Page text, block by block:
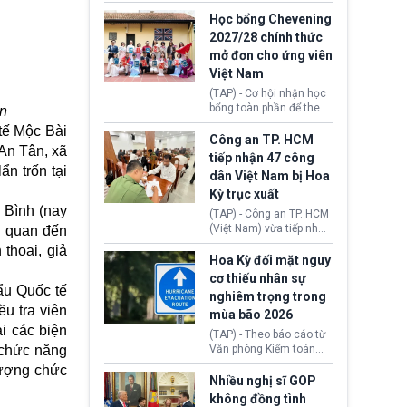
Mộc Bài
Tân, xã
trốn tại
Bình (nay
quan đến
thoại, giả
Quốc tế
tra viên
các biện
năng
chức
thi Thỏa thuận Rút khỏi
Liên minh châu Âu
(Withdrawal
Agreement).
Iran nhằm mở lại eo biển
Hormuz, mở đường cho
việc khôi phục hoạt
động hàng hải. Những
tín hiệu ngoại giao tích
cực này lập tức tác động
đến thị trường năng
lượng, kéo giá dầu thế
giới lùi sâu xuống dưới
mức 80 USD/thùng.
Học bổng Chevening
2027/28 chính thức
mở đơn cho ứng viên
Việt Nam
(TAP) - Cơ hội nhận học
bổng toàn phần để theo
học chương trình thạc sĩ
tại Vương quốc Anh đã
chính thức quay trở lại.
Học bổng Chevening
2027/28 của Chính phủ
Anh vừa mở cổng ứng
tuyển dành riêng ứng
viên Việt Nam, hỗ trợ
toàn bộ chi phí học tập
cùng nhiều quyền lợi
trong suốt một năm
học.
Công an TP. HCM
tiếp nhận 47 công
dân Việt Nam bị Hoa
Kỳ trục xuất
(TAP) - Công an TP. HCM
(Việt Nam) vừa tiếp nhận
47 công dân Việt Nam bị
Hoa Kỳ trục xuất về
nước. Đây là đợt có số
lượng lớn nhất từ đầu
năm 2026 đến nay, phản
ánh xu hướng gia tăng
các trường hợp trục
xuất.
Hoa Kỳ đối mặt nguy
cơ thiếu nhân sự
nghiêm trọng trong
mùa bão 2026
(TAP) - Theo báo cáo từ
Văn phòng Kiểm toán
Chính phủ (GAO), Cơ
quan Quản lý Khẩn cấp
Liên bang (FEMA) thuộc
Nhiều nghị sĩ GOP
không đồng tình